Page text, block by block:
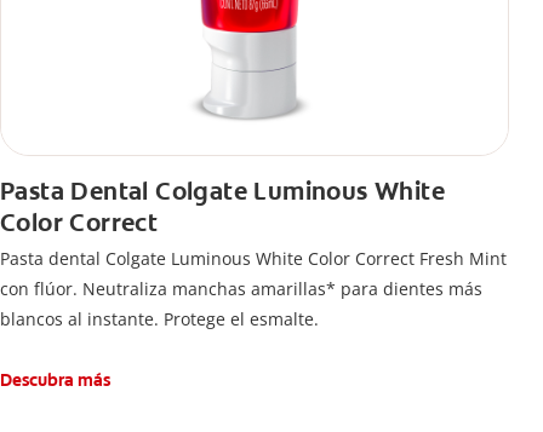
Pasta Dental Colgate Luminous White
Color Correct
Pasta dental Colgate Luminous White Color Correct Fresh Mint
con flúor. Neutraliza manchas amarillas* para dientes más
blancos al instante. Protege el esmalte.
Descubra más